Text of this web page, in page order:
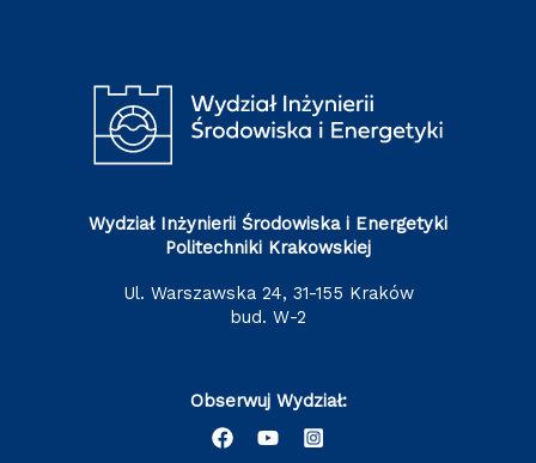
Wydział Inżynierii Środowiska i Energetyki
Politechniki Krakowskiej
ul. Warszawska 24, 31-155 Kraków
bud. W-2
Obserwuj Wydział: